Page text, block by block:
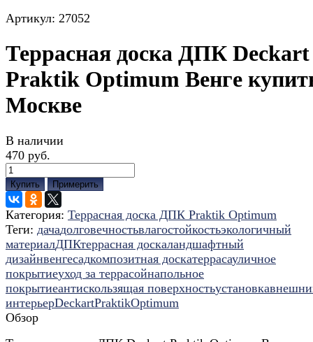
Артикул: 27052
Террасная доска ДПК Deckart
Praktik Optimum Венге
Москве
В наличии
470 руб.
Купить Примерить
Категория: Террасная доска ДПК Praktik Optimum
Теги: дачадолговечностьвлагостойкостьэкологичный
материалДПКтеррасная доскаландшафтный
дизайнвенгесадкомпозитная доскатеррасауличное
покрытиеуход за террасойнапольное
покрытиеантискользящая поверхностьустановка
интерьерDeckartPraktikOptimum
Обзор